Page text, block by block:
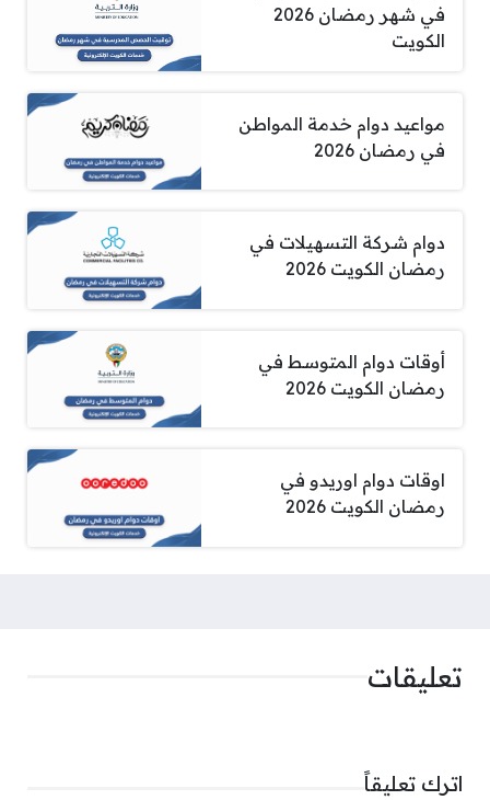
في شهر رمضان 2026
الكويت
مواعيد دوام خدمة المواطن
في رمضان 2026
دوام شركة التسهيلات في
رمضان الكويت 2026
أوقات دوام المتوسط في
رمضان الكويت 2026
اوقات دوام اوريدو في
رمضان الكويت 2026
تعليقات
اترك تعليقاً